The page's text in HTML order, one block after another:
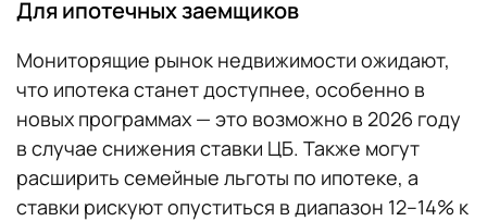
Для ипотечных заемщиков
Мониторящие рынок недвижимости ожидают,
что ипотека станет доступнее, особенно в
новых программах — это возможно в 2026 году
в случае снижения ставки ЦБ. Также могут
расширить семейные льготы по ипотеке, а
ставки рискуют опуститься в диапазон 12–14% к